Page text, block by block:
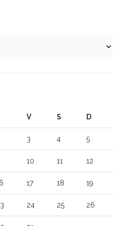
V S D
3 4 5
10 11 12
17 18 19
24 25 26